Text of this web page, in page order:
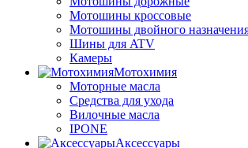
Мотошины кроссовые
Мотошины двойного
Шины для ATV
Камеры
Мотохимия
Моторные масла
Средства для ухода
Вилочные масла
IPONE
Аксессуары